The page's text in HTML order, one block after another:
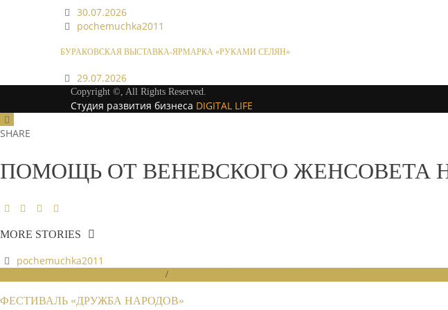
30.07.2026
pochemuchka2011
БУРАКОВСКАЯ ВЫСТАВКА-ЯРМАРКА «РУКАМИ СЕЛЯН»
29.07.2026
Copyright ©, All Rights Reserved.
Студия развития бизнеса DIGITAL LIFE
SHARE
ПОМОЩЬ ОТ ВЕНЕВСКОГО
MORE STORIES
pochemuchka2011
/
ФЕСТИВАЛЬ «ДРУЖБА НАРОДОВ»